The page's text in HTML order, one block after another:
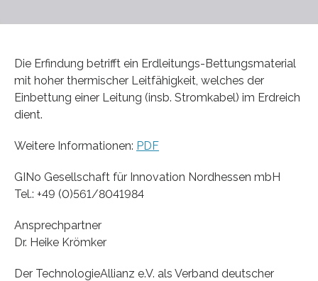
Die Erfindung betrifft ein Erdleitungs-Bettungsmaterial
mit hoher thermischer Leitfähigkeit, welches der
Einbettung einer Leitung (insb. Stromkabel) im Erdreich
dient.
Weitere Informationen: PDF
GINo Gesellschaft für Innovation Nordhessen mbH
Tel.: +49 (0)561/8041984
Ansprechpartner
Dr. Heike Krömker
Der TechnologieAllianz e.V. als Verband deutscher